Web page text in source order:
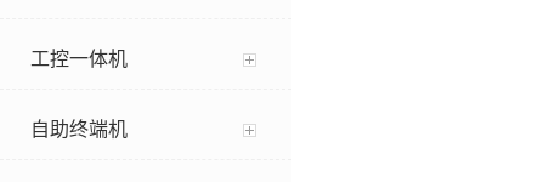
工控一体机
自助终端机